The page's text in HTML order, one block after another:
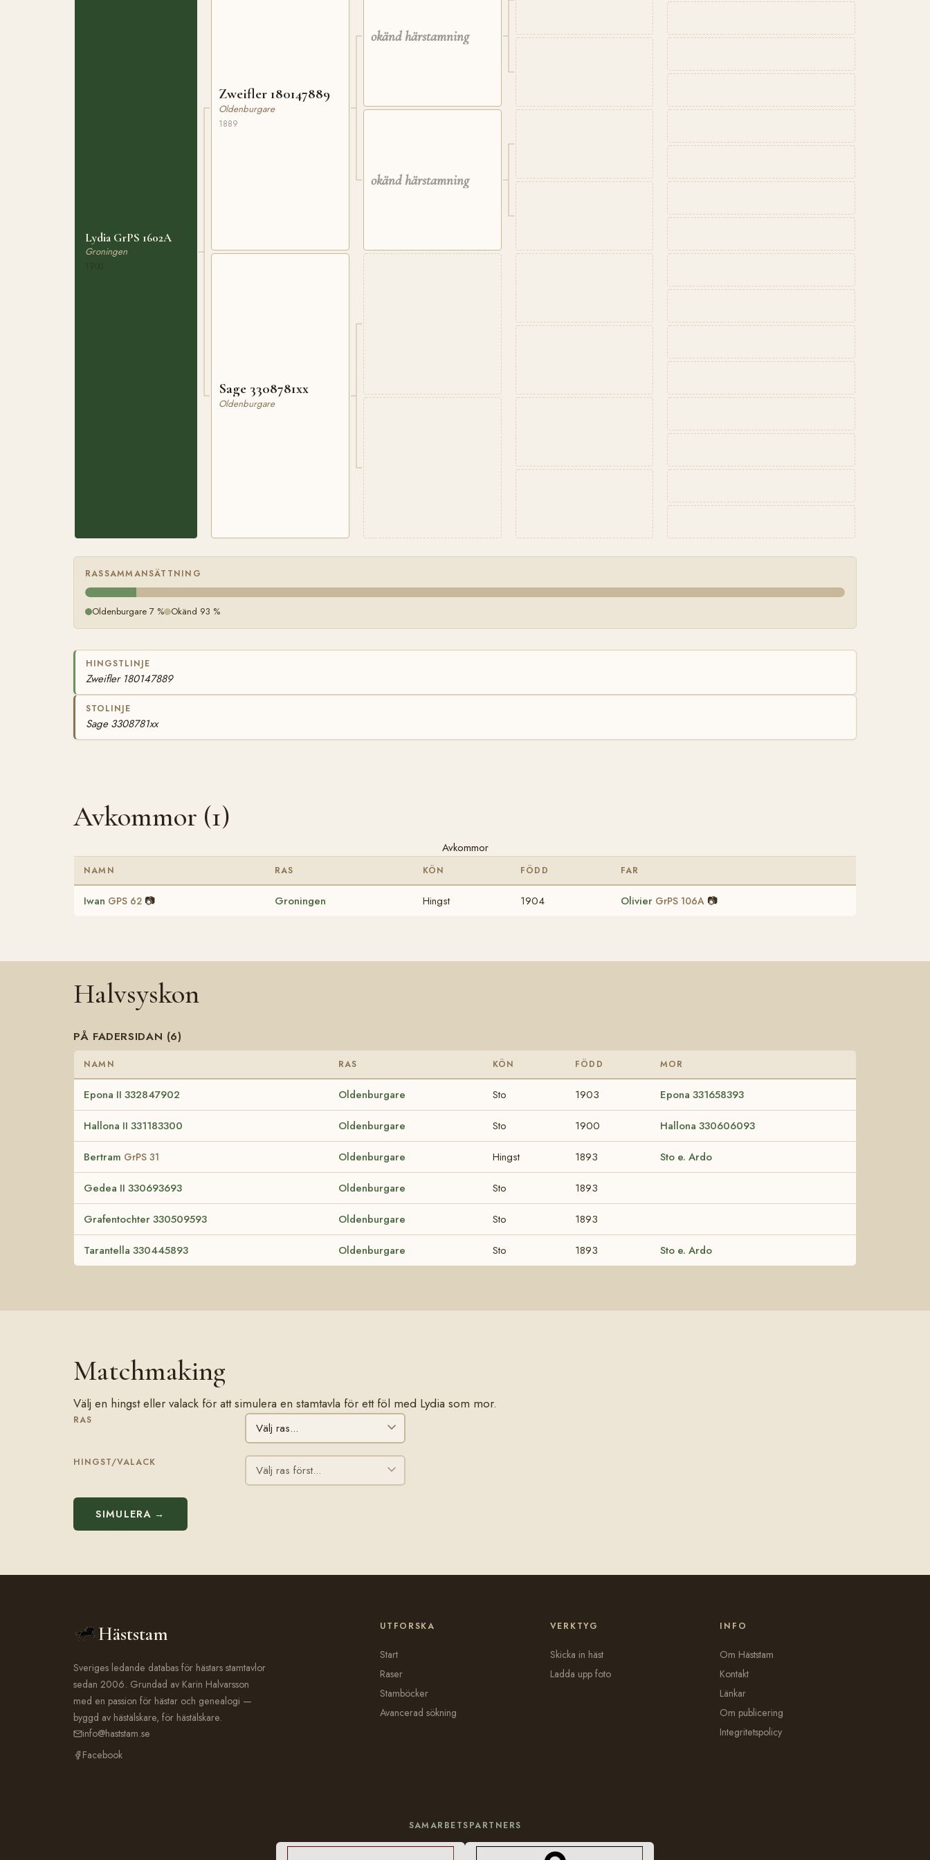
Lydia GrPS 1602A
Groningen
Zweifler 180147889
Oldenburgare
1889
Sage 3308781xx
Oldenburgare
okänd härstamning
okänd härstamning
RASSAMMANSÄTTNING
Oldenburgare 7 % Okänd 93 %
HINGSTLINJE
Zweifler 180147889
STOLINJE
Sage 3308781xx
Avkommor (1)
Avkommor
NAMN RAS KÖN FÖDD FAR
Iwan GPS 62 📷 Groningen Hingst 1904 Olivier GrPS 106A 📷
Halvsyskon
PÅ FADERSIDAN (6)
NAMN RAS KÖN FÖDD MOR
Epona II 332847902 Oldenburgare Sto 1903 Epona 331658393
Hallona II 331183300 Oldenburgare Sto 1900 Hallona 330606093
Bertram GrPS 31 Oldenburgare Hingst 1893 Sto e. Ardo
Gedea II 330693693 Oldenburgare Sto 1893
Grafentochter 330509593 Oldenburgare Sto 1893
Tarantella 330445893 Oldenburgare Sto 1893 Sto e. Ardo
Matchmaking
Välj en hingst eller valack för att simulera en stamtavla för ett föl med Lydia som mor.
RAS
HINGST/VALACK
SIMULERA →
Häststam
Sveriges ledande databas för hästars stamtavlor
sedan 2006. Grundad av Karin Halvarsson
med en passion för hästar och genealogi —
byggd av hästälskare, för hästälskare.
info@haststam.se
Facebook
UTFORSKA
Start
Raser
Stamböcker
Avancerad sökning
VERKTYG
Skicka in häst
Ladda upp foto
INFO
Om Häststam
Kontakt
Länkar
Om publicering
Integritetspolicy
SAMARBETSPARTNERS